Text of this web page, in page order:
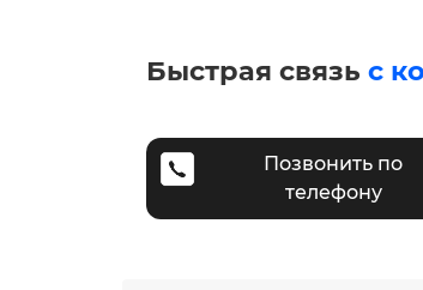
Быстрая связь с
Позвонить по
телефону